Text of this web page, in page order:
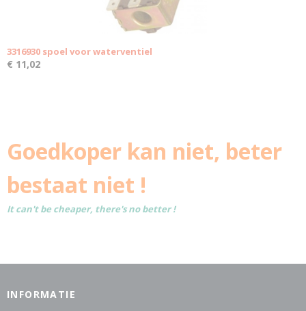
3316930 spoel voor waterventiel
€ 11,02
Goedkoper kan niet, beter
bestaat niet !
It can't be cheaper, there's no better !
INFORMATIE